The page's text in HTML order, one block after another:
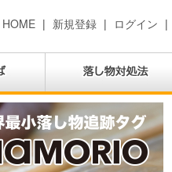
HOME | 新規登録 | ログイン |